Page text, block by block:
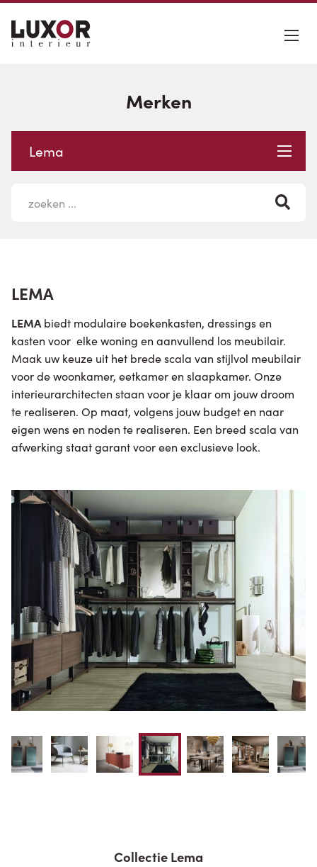
Merken
Lema
LEMA
LEMA biedt modulaire boekenkasten, dressings en
kasten voor elke woning en aanvullend los meubilair.
Maak uw keuze uit het brede scala van stijlvol meubilair
voor de woonkamer, eetkamer en slaapkamer. Onze
interieurarchitecten staan voor je klaar om jouw droom
te realiseren. Op maat, volgens jouw budget en naar
eigen wens en noden te realiseren. Een breed scala van
afwerking staat garant voor een exclusieve look.
Collectie Lema